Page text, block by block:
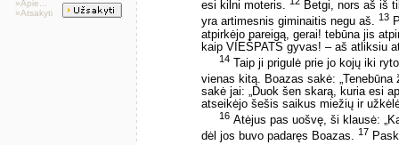
»Apie...
»Atsakyti
esi kilni moteris.
Betgi, nors aš iš
yra artimesnis giminaitis negu aš. 13
atpirkėjo pareigą, gerai! tebūna jis
kaip VIEŠPATS gyvas! – aš atliksiu
14 Taip ji prigulė prie jo kojų iki
vienas kitą. Boazas sakė:
sakė jai: „Duok šen skarą, kuria esi
atseikėjo šešis saikus miežių ir
16 Atėjus pas uošvę, ši klausė:
dėl jos buvo padaręs Boazas. 17